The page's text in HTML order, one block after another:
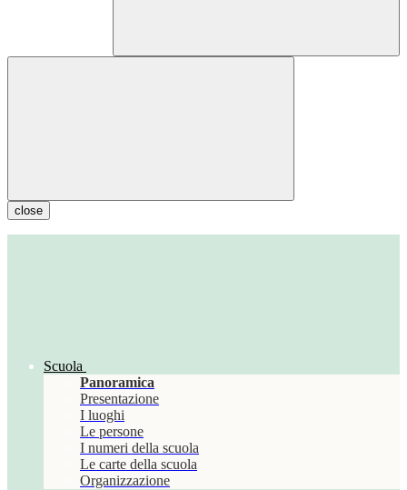
close
Scuola
Panoramica
Presentazione
I luoghi
Le persone
I numeri della scuola
Le carte della scuola
Organizzazione